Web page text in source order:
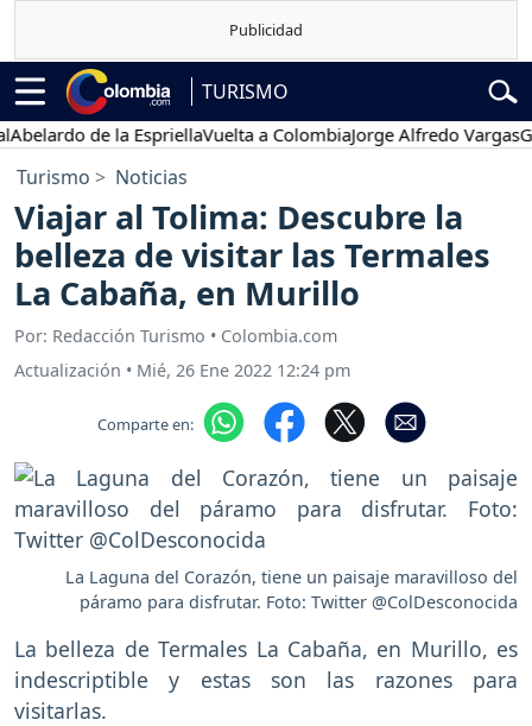
TURISMO
de la EspriellaVuelta a ColombiaJorge Alfredo Vargas
Turismo Noticias
Viajar al Tolima: Descubre la
belleza de visitar las Termales
La Cabaña, en Murillo
Por: Redacción Turismo • Colombia.com
Actualización • Mié, 26 Ene 2022 12:24 pm
Comparte en:
La Laguna del Corazón, tiene un paisaje maravilloso del
páramo para disfrutar. Foto: Twitter @ColDesconocida
La belleza de Termales La Cabaña, en Murillo, es
indescriptible y estas son las razones para
visitarlas.